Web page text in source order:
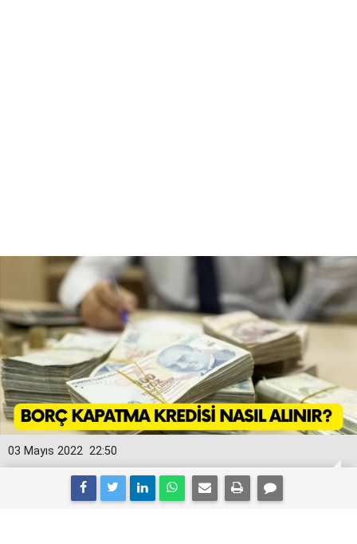
22:50
03 Mayıs 2022